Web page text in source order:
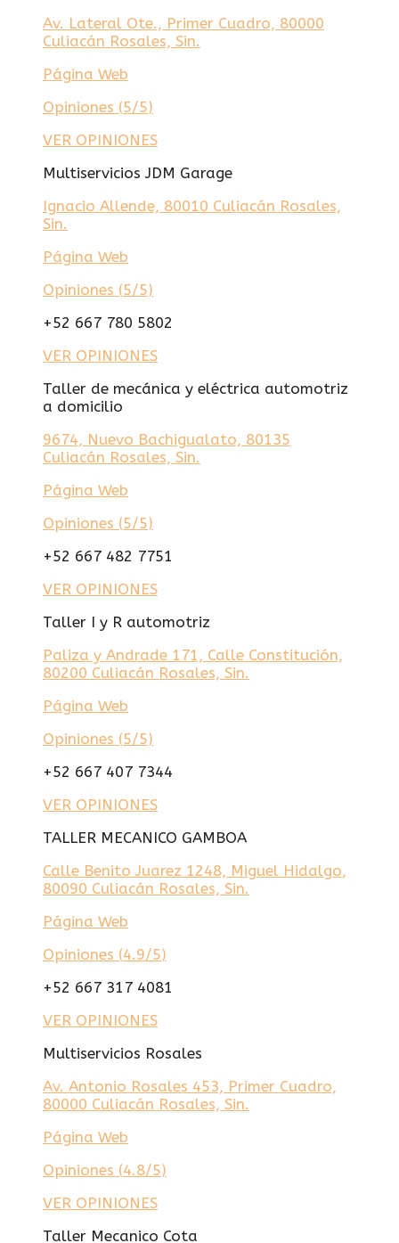
Av. Lateral Ote., Primer Cuadro, 80000
Culiacán Rosales, Sin.
Página Web
Opiniones (5/5)
VER OPINIONES
Multiservicios JDM Garage
Ignacio Allende, 80010 Culiacán Rosales,
Sin.
Página Web
Opiniones (5/5)
+52 667 780 5802
VER OPINIONES
Taller de mecánica y eléctrica automotriz
a domicilio
9674, Nuevo Bachigualato, 80135
Culiacán Rosales, Sin.
Página Web
Opiniones (5/5)
+52 667 482 7751
VER OPINIONES
Taller I y R automotriz
Paliza y Andrade 171, Calle Constitución,
80200 Culiacán Rosales, Sin.
Página Web
Opiniones (5/5)
+52 667 407 7344
VER OPINIONES
TALLER MECANICO GAMBOA
Calle Benito Juarez 1248, Miguel Hidalgo,
80090 Culiacán Rosales, Sin.
Página Web
Opiniones (4.9/5)
+52 667 317 4081
VER OPINIONES
Multiservicios Rosales
Av. Antonio Rosales 453, Primer Cuadro,
80000 Culiacán Rosales, Sin.
Página Web
Opiniones (4.8/5)
VER OPINIONES
Taller Mecanico Cota